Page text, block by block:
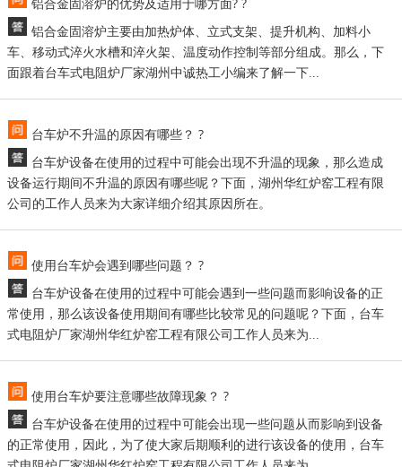
铝合金固溶炉主要由加热炉体、立式支架、提升机构、加料小
车、移动式淬火水槽和淬火架、温度动作控制等部分组成。那么，下
面跟着台车式电阻炉厂家湖州中诚热工小编来了解一下...
台车炉不升温的原因有哪些？ ?
台车炉设备在使用的过程中可能会出现不升温的现象，那么造成
设备运行期间不升温的原因有哪些呢？下面，湖州华红炉窑工程有限
公司的工作人员来为大家详细介绍其原因所在。
使用台车炉会遇到哪些问题？ ?
台车炉设备在使用的过程中可能会遇到一些问题而影响设备的正
常使用，那么该设备使用期间有哪些比较常见的问题呢？下面，台车
式电阻炉厂家湖州华红炉窑工程有限公司工作人员来为...
使用台车炉要注意哪些故障现象？ ?
台车炉设备在使用的过程中可能会出现一些问题从而影响到设备
的正常使用，因此，为了使大家后期顺利的进行该设备的使用，台车